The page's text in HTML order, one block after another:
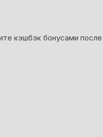
кэшбэк бонусами